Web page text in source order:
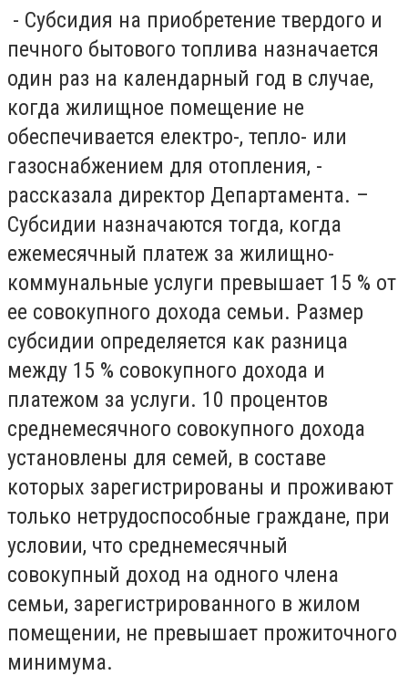
- Субсидия на приобретение твердого и
печного бытового топлива назначается
один раз на календарный год в случае,
когда жилищное помещение не
обеспечивается електро-, тепло- или
газоснабжением для отопления, -
рассказала директор Департамента. –
Субсидии назначаются тогда, когда
ежемесячный платеж за жилищно-
коммунальные услуги превышает 15 % от
ее совокупного дохода семьи. Размер
субсидии определяется как разница
между 15 % совокупного дохода и
платежом за услуги. 10 процентов
среднемесячного совокупного дохода
установлены для семей, в составе
которых зарегистрированы и проживают
только нетрудоспособные граждане, при
условии, что среднемесячный
совокупный доход на одного члена
семьи, зарегистрированного в жилом
помещении, не превышает прожиточного
минимума.